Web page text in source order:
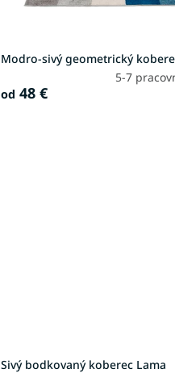
Modro-sivý geometrický
5-7
od 48 €
Sivý bodkovaný koberec Lama